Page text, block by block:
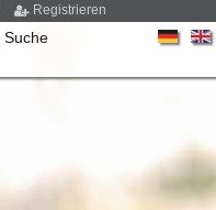
Registrieren
Suche